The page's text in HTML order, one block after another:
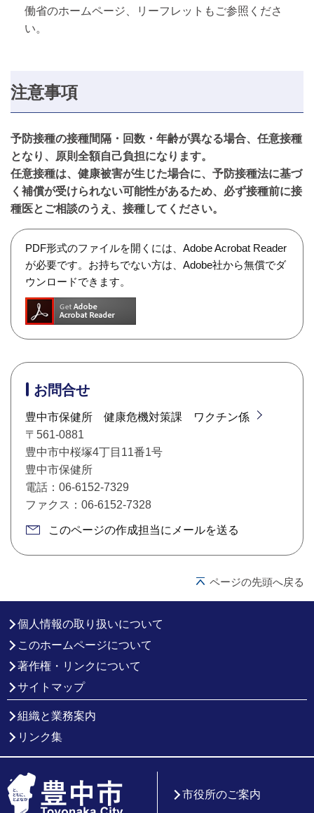
働省のホームページ、リーフレットもご参照くださ
い。
注意事項
予防接種の接種間隔・回数・年齢が異なる場合、任意接種
となり、原則全額自己負担になります。
任意接種は、健康被害が生じた場合に、予防接種法に基づ
く補償が受けられない可能性があるため、必ず接種前に接
種医とご相談のうえ、接種してください。
PDF形式のファイルを開くには、Adobe Acrobat Reader
が必要です。お持ちでない方は、Adobe社から無償でダ
ウンロードできます。
お問合せ
豊中市保健所 健康危機対策課 ワクチン係
〒561-0881
豊中市中桜塚4丁目11番1号
豊中市保健所
電話：06-6152-7329
ファクス：06-6152-7328
このページの作成担当にメールを送る
ページの先頭へ戻る
個人情報の取り扱いについて
このホームページについて
著作権・リンクについて
サイトマップ
組織と業務案内
リンク集
市役所のご案内